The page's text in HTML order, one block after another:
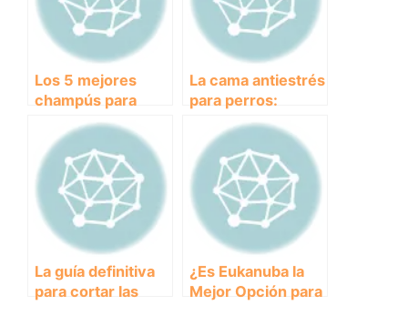
Los 5 mejores
champús para
perros: cuál es el
ideal para la salud
de tu mascota
La cama antiestrés
para perros:
mayor comodidad
y relajación para tu
mascota.
La guía definitiva
para cortar las
¿Es Eukanuba la
Mejor Opción para